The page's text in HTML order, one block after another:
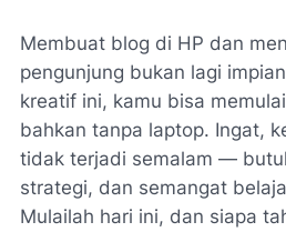
Membuat blog di HP dan
pengunjung bukan lagi
kreatif ini, kamu bisa
bahkan tanpa laptop. Ingat,
tidak terjadi semalam —
strategi, dan semangat
Mulailah hari ini, dan siapa